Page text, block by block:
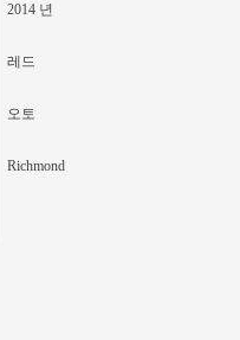
2014 년
레드
오토
Richmond